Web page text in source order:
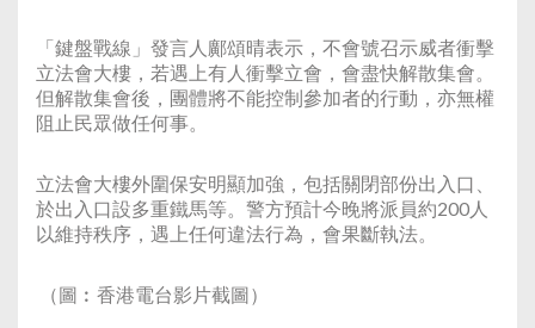
「鍵盤戰線」發言人鄺頌晴表示，不會號召示威者衝擊
立法會大樓，若遇上有人衝擊立會，會盡快解散集會。
但解散集會後，團體將不能控制參加者的行動，亦無權
阻止民眾做任何事。
立法會大樓外圍保安明顯加強，包括關閉部份出入口、
於出入口設多重鐵馬等。警方預計今晚將派員約200人
以維持秩序，遇上任何違法行為，會果斷執法。
（圖︰香港電台影片截圖）